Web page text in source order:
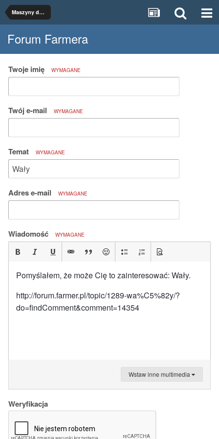
Maszyny do uprawy
Forum Farmera
Twoje imię WYMAGANE
Twój e-mail WYMAGANE
Temat WYMAGANE
Adres e-mail WYMAGANE
Wiadomość WYMAGANE
Pomyślałem, że może Cię to zainteresować: Wały.
http://forum.farmer.pl/topic/1289-wa%C5%82y/?
do=findComment&comment=14354
Wstaw inne multimedia
Weryfikacja